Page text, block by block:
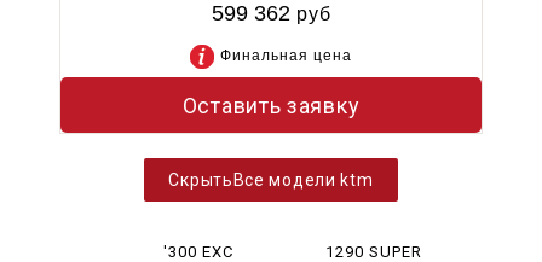
599 362 руб
Финальная цена
Оставить заявку
Все модели ktm
'300 EXC
1290 SUPER